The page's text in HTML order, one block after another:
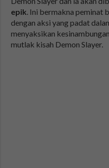
epik. Ini bermakna peminat
dengan aksi yang padat
menyaksikan
mutlak kisah Demon Slayer.